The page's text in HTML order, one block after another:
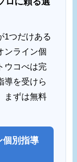
1つだけある
ライン個
ウコべは完
導を受けら
まずは無料
個別指導